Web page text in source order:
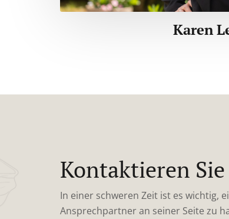
Karen
Kontaktieren
In einer schweren Zeit ist es wichtig,
Ansprechpartner an seiner Seite zu